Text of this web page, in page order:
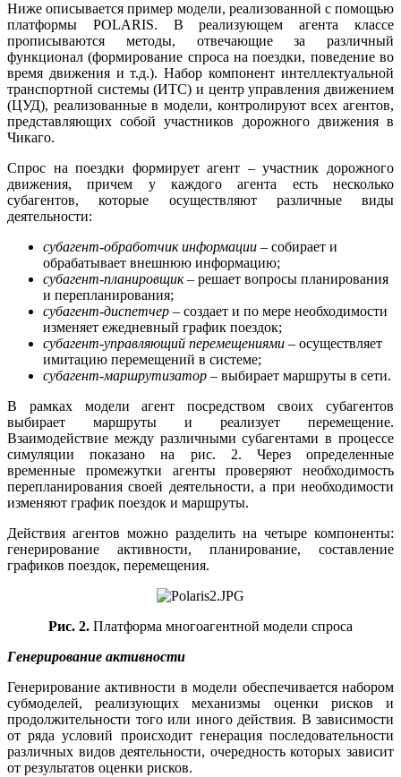
Ниже описывается пример модели, реализованной с помощью
платформы POLARIS. В реализующем агента классе
прописываются методы, отвечающие за различный
функционал (формирование спроса на поездки, поведение во
время движения и т.д.). Набор компонент интеллектуальной
транспортной системы (ИТС) и центр управления движением
(ЦУД), реализованные в модели, контролируют всех агентов,
представляющих собой участников дорожного движения в
Чикаго.
Спрос на поездки формирует агент – участник дорожного
движения, причем у каждого агента есть несколько
субагентов, которые осуществляют различные виды
деятельности:
субагент-обработчик информации – собирает и
обрабатывает внешнюю информацию;
субагент-планировщик– решает вопросы планирования
и перепланирования;
субагент-диспетчер – создает и по мере необходимости
изменяет ежедневный график поездок;
субагент-управляющий перемещениями – осуществляет
имитацию перемещений в системе;
субагент-маршрутизатор – выбирает маршруты в сети.
В рамках модели агент посредством своих субагентов
выбирает маршруты и реализует перемещение.
Взаимодействие между различными субагентами в процессе
симуляции показано на рис. 2. Через определенные
временные промежутки агенты проверяют необходимость
перепланирования своей деятельности, а при необходимости
изменяют график поездок и маршруты.
Действия агентов можно разделить на четыре компоненты:
генерирование активности, планирование, составление
графиков поездок, перемещения.
Рис. 2. Платформа многоагентной модели спроса
Генерирование активности
Генерирование активности в модели обеспечивается набором
субмоделей, реализующих механизмы оценки рисков и
продолжительности того или иного действия. В зависимости
от ряда условий происходит генерация последовательности
различных видов деятельности, очередность которых зависит
от результатов оценки рисков.